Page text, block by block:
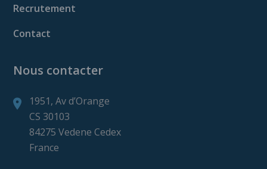
Recrutement
Contact
Nous contacter
1951, Av d’Orange
CS 30103
84275 Vedene Cedex
France